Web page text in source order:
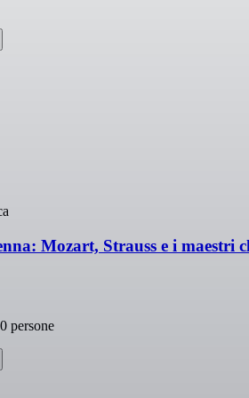
Mozart, Strauss e i maestri
persone